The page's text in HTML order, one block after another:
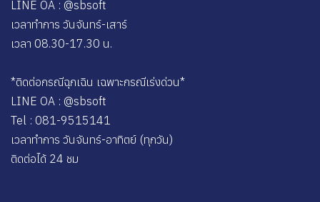
LINE OA : @sbsoft
เวลาทำการ วันจันทร์-เสาร์
เวลา 08.30-17.30 น.
*ติดต่อกรณีฉุกเฉิน เฉพาะกรณีเร่งด่วน*
LINE OA : @sbsoft
Tel : 081-9515141
เวลาทำการ วันจันทร์-อาทิตย์ (ทุกวัน)
ติดต่อได้ 24 ชม